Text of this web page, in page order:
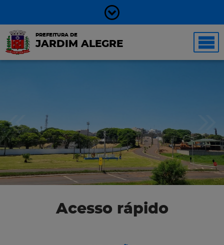
PREFEITURA DE
JARDIM ALEGRE
Acesso rápido